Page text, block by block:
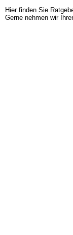
Hier finden Sie
Gerne nehmen wir